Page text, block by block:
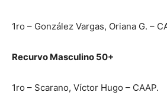
1ro – González Vargas, Oriana G. –
Recurvo Masculino 50+
1ro – Scarano, Víctor Hugo – CAAP.